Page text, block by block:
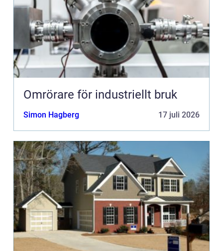
Omrörare för industriellt bruk
Simon Hagberg 17 juli 2026